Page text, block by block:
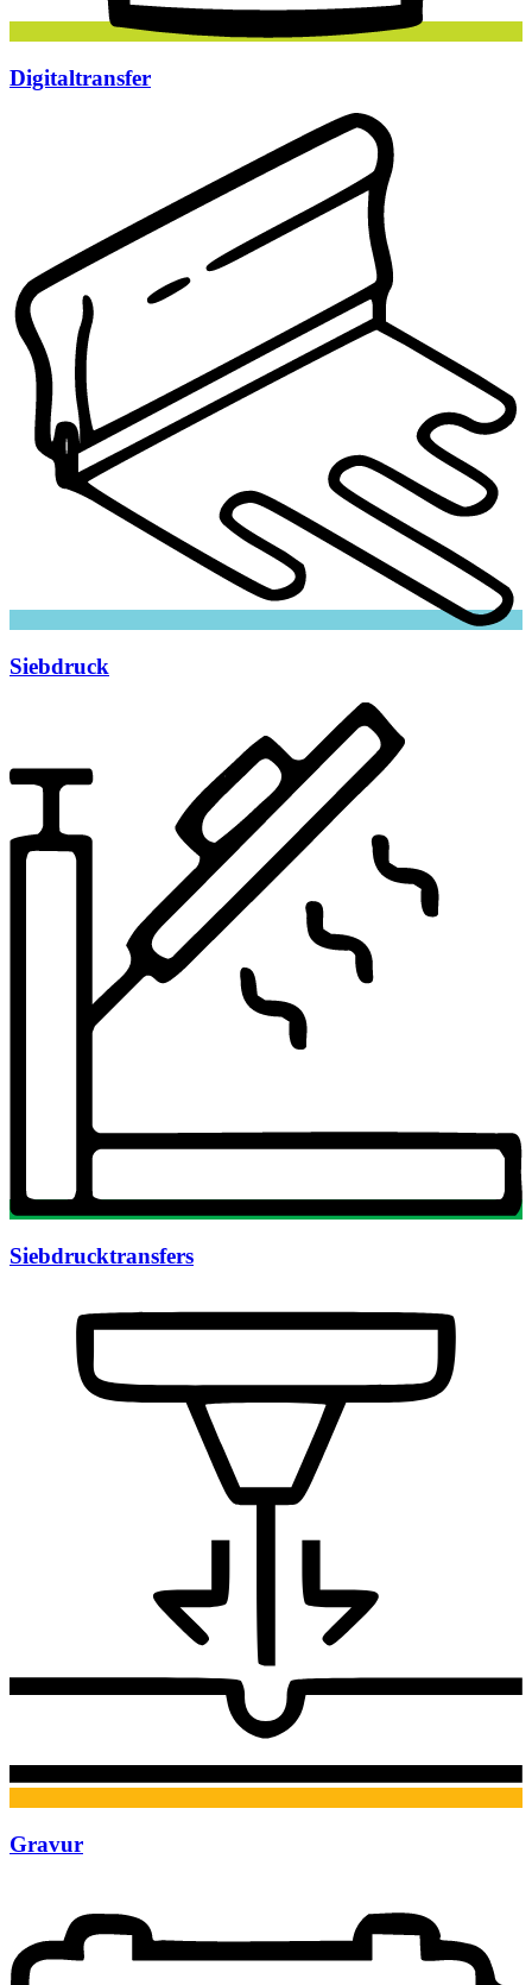
Digitaltransfer
Siebdruck
Siebdrucktransfers
Gravur